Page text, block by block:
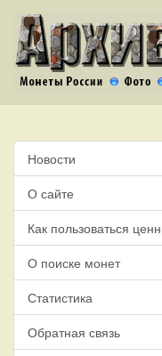
Новости
О сайте
Как пользоваться
О поиске монет
Статистика
Обратная связь